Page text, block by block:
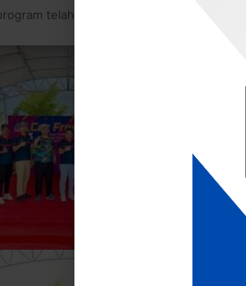
telah disempurnakan oleh Tuan